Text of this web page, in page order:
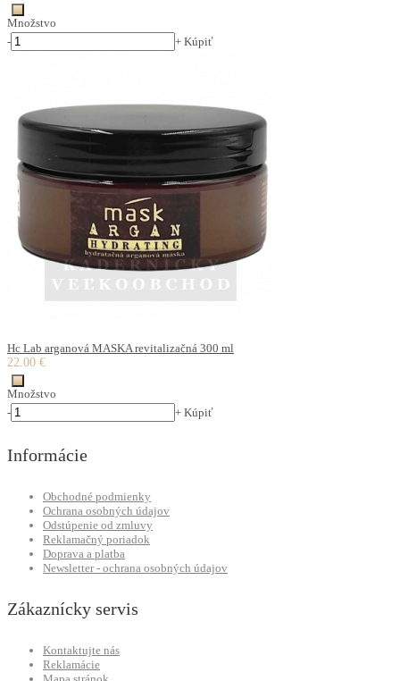
Množstvo
-
+ Kúpiť
Hc Lab arganová MASKA revitalizačná 300 ml
22.00 €
Množstvo
-
+ Kúpiť
Informácie
Obchodné podmienky
Ochrana osobných údajov
Odstúpenie od zmluvy
Reklamačný poriadok
Doprava a platba
Newsletter - ochrana osobných údajov
Zákaznícky servis
Kontaktujte nás
Reklamácie